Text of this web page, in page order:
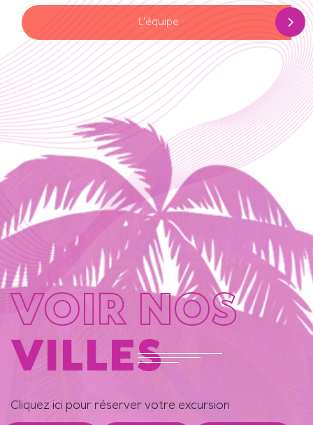
L'équipe
VOIR NOS
VILLES
Cliquez ici pour réserver votre excursion